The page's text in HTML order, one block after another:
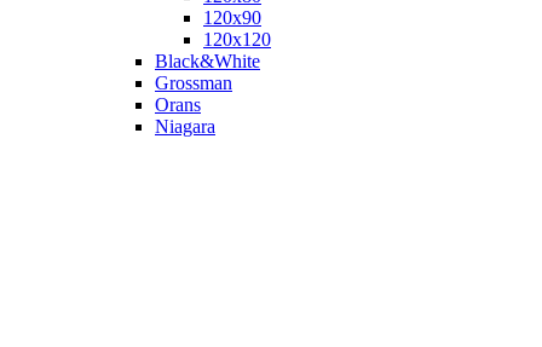
120х90
120х120
Black&White
Grossman
Orans
Niagara